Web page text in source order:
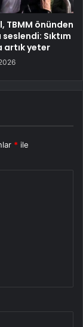
TBMM önünden
Sıktım
artık yeter
* ile